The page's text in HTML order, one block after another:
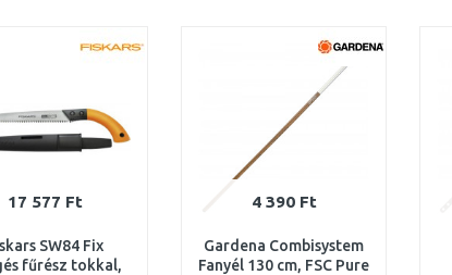
Összehasonlítás Összehasonlítás
17 577 Ft
SW84 Fix
fűrész tokkal,
4 390 Ft
Gardena Combisystem
Fanyél 130 cm, FSC Pure